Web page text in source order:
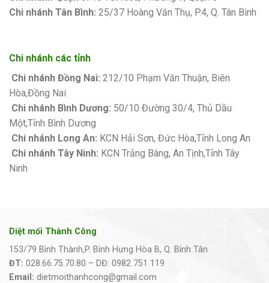
Chi nhánh Tân Bình: 25/37 Hoàng Văn Thụ, P.4, Q. Tân Bình
Chi nhánh các tỉnh
Chi nhánh Đồng Nai: 212/10 Phạm Văn Thuận, Biên
Hòa,Đồng Nai
Chi nhánh Bình Dương: 50/10 Đường 30/4, Thủ Dầu
Một,Tỉnh Bình Dương
Chi nhánh Long An: KCN Hải Sơn, Đức Hòa,Tỉnh Long An
Chi nhánh Tây Ninh: KCN Trảng Bàng, An Tịnh,Tỉnh Tây
Ninh
Diệt mối Thành Công
153/79 Bình Thành,P. Bình Hưng Hòa B, Q. Bình Tân
ĐT: 028.66.75.70.80 – DĐ: 0982 751 119
Email: dietmoithanhcong@gmail.com